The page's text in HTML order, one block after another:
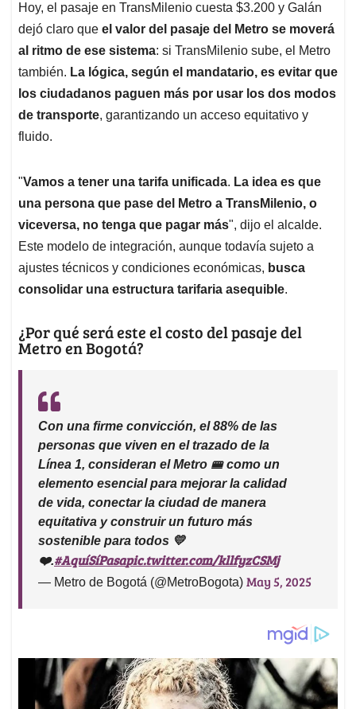
Hoy, el pasaje en TransMilenio cuesta $3.200 y Galán
dejó claro que el valor del pasaje del Metro se moverá
al ritmo de ese sistema: si TransMilenio sube, el Metro
también. La lógica, según el mandatario, es evitar que
los ciudadanos paguen más por usar los dos modos
de transporte, garantizando un acceso equitativo y
fluido.
"Vamos a tener una tarifa unificada. La idea es que
una persona que pase del Metro a TransMilenio, o
viceversa, no tenga que pagar más", dijo el alcalde.
Este modelo de integración, aunque todavía sujeto a
ajustes técnicos y condiciones económicas, busca
consolidar una estructura tarifaria asequible.
¿Por qué será este el costo del pasaje del
Metro en Bogotá?
Con una firme convicción, el 88% de las
personas que viven en el trazado de la
Línea 1, consideran el Metro 🚝 como un
elemento esencial para mejorar la calidad
de vida, conectar la ciudad de manera
equitativa y construir un futuro más
sostenible para todos 💛
❤️.#AquíSíPasapic.twitter.com/kllfyzCSMj
— Metro de Bogotá (@MetroBogota) May 5, 2025